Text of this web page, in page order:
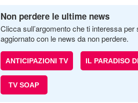
Non perdere le ultime news
Clicca sull’argomento che ti interessa
aggiornato con le news da non perdere.
ANTICIPAZIONI TV IL PARADISO
TV SOAP